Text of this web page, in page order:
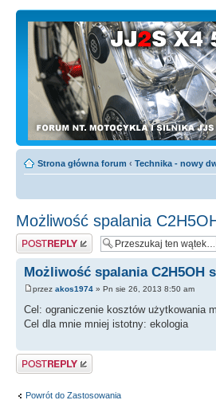
Strona główna forum ‹ Technika - nowy
Możliwość spalania
Odpowiedz
Możliwość spalania C2H5OH
przez akos1974 » Pn sie 26, 2013 8:50 am
Cel: ograniczenie kosztów użytkowania
Cel dla mnie mniej istotny: ekologia
Odpowiedz
Powrót do Zastosowania